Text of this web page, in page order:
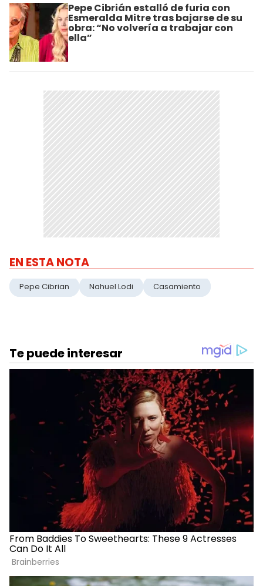
Pepe Cibrián estalló de furia con
Esmeralda Mitre tras bajarse de su
obra: “No volvería a trabajar con
ella”
EN ESTA NOTA
Pepe Cibrian Nahuel Lodi Casamiento